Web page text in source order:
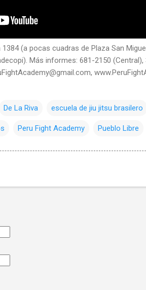
(a pocas cuadras de Plaza San
Más informes: 681-2150 (Central),
De La Riva escuela de jiu jitsu brasilero
Peru Fight Academy Pueblo Libre